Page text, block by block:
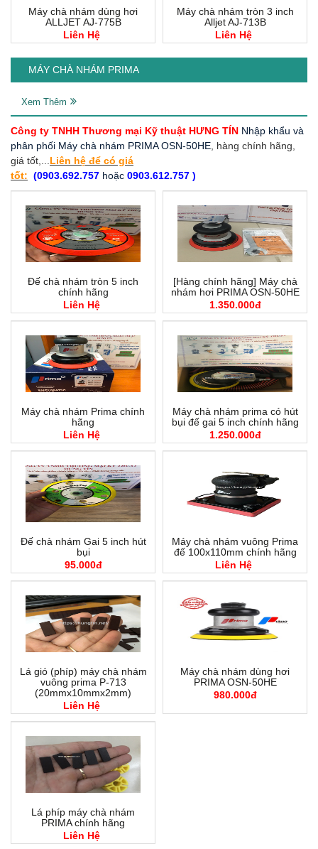
Máy chà nhám dùng hơi
ALLJET AJ-775B
Liên Hệ
Máy chà nhám tròn 3 inch
Alljet AJ-713B
Liên Hệ
MÁY CHÀ NHÁM PRIMA
Xem Thêm
Công ty TNHH Thương mại Kỹ thuật HƯNG TÍN Nhập khẩu và
phân phối Máy chà nhám PRIMA OSN-50HE , hàng chính hãng,
giá tốt,... Liên hệ để có giá
tốt: (0903.692.757 hoặc 0903.612.757 )
Đế chà nhám tròn 5 inch
chính hãng
Liên Hệ
[Hàng chính hãng] Máy chà
nhám hơi PRIMA OSN-50HE
1.350.000đ
Máy chà nhám Prima chính
hãng
Liên Hệ
Máy chà nhám prima có hút
bụi đế gai 5 inch chính hãng
1.250.000đ
Đế chà nhám Gai 5 inch hút
bụi
95.000đ
Máy chà nhám vuông Prima
đế 100x110mm chính hãng
Liên Hệ
Lá gió (phíp) máy chà nhám
vuông prima P-713
(20mmx10mmx2mm)
Liên Hệ
Máy chà nhám dùng hơi
PRIMA OSN-50HE
980.000đ
Lá phíp máy chà nhám
PRIMA chính hãng
Liên Hệ